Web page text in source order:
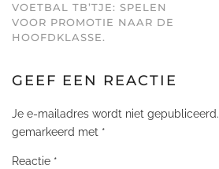
VOETBAL TB’TJE: SPELEN
VOOR PROMOTIE NAAR DE
HOOFDKLASSE.
GEEF EEN REACTIE
Je e-mailadres wordt niet gepubliceerd.
gemarkeerd met *
Reactie *